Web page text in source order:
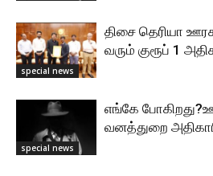
special news
திசை தெரியா
வரும் குரூப் 1
special news
எங்கே
வனத்துறை